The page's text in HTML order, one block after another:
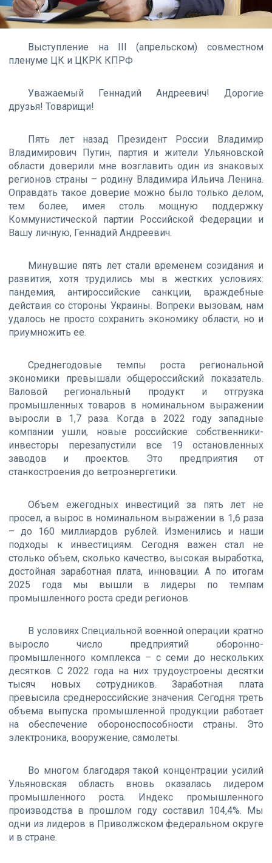
Выступление на III (апрельском) совместном
пленуме ЦК и ЦКРК КПРФ
Уважаемый Геннадий Андреевич! Дорогие
друзья! Товарищи!
Пять лет назад Президент России Владимир
Владимирович Путин, партия и жители Ульяновской
области доверили мне возглавить один из знаковых
регионов страны – родину Владимира Ильича Ленина.
Оправдать такое доверие можно было только делом,
тем более, имея столь мощную поддержку
Коммунистической партии Российской Федерации и
Вашу личную, Геннадий Андреевич.
Минувшие пять лет стали временем созидания и
развития, хотя трудились мы в жестких условиях:
пандемия, антироссийские санкции, враждебные
действия со стороны Украины. Вопреки вызовам, нам
удалось не просто сохранить экономику области, но и
приумножить ее.
Среднегодовые темпы роста региональной
экономики превышали общероссийский показатель.
Валовой региональный продукт и отгрузка
промышленных товаров в номинальном выражении
выросли в 1,7 раза. Когда в 2022 году западные
компании ушли, новые российские собственники-
инвесторы перезапустили все 19 остановленных
заводов и проектов. Это предприятия от
станкостроения до ветроэнергетики.
Объем ежегодных инвестиций за пять лет не
просел, а вырос в номинальном выражении в 1,6 раза
– до 160 миллиардов рублей. Изменились и наши
подходы к инвестициям. Сегодня важен стал не
столько объем, сколько качество, высокая выработка,
достойная заработная плата, инновации. А по итогам
2025 года мы вышли в лидеры по темпам
промышленного роста среди регионов.
В условиях Специальной военной операции кратно
выросло число предприятий оборонно-
промышленного комплекса – с семи до нескольких
десятков. С 2022 года на них трудоустроены десятки
тысяч новых сотрудников. Заработная плата
превысила среднероссийские значения. Сегодня треть
объема выпуска промышленной продукции работает
на обеспечение обороноспособности страны. Это
электроника, вооружение, самолеты.
Во многом благодаря такой концентрации усилий
Ульяновская область вновь оказалась лидером
промышленного роста. Индекс промышленного
производства в прошлом году составил 104,4%. Мы
одни из лидеров в Приволжском федеральном округе
и в стране.